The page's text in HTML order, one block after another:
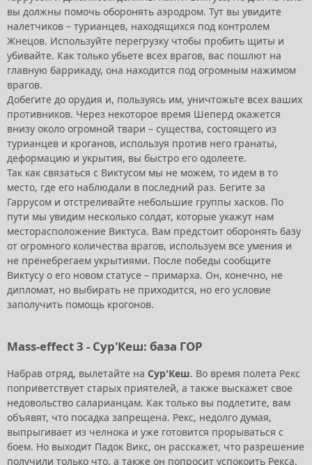
вы должны помочь оборонять аэродром. Тут вы увидите
налетчиков – турианцев, находящихся под контролем
Жнецов. Используйте перегрузку чтобы пробить щиты и
убивайте. Как только убьете всех врагов, вас пошлют на
главную баррикаду, она находится под огромным нажимом
врагов.
Добегите до орудия и, пользуясь им, уничтожьте всех ваших
противников. Через некоторое время Шеперд окажется
внизу около огромной твари – существа, состоящего из
турианцев и кроганов, используя против него гранаты,
деформацию и укрытия, вы быстро его одолеете.
Так как связаться с Виктусом мы не можем, то идем в то
место, где его наблюдали в последний раз. Бегите за
Гаррусом и отстреливайте небольшие группы хасков. По
пути мы увидим несколько солдат, которые укажут нам
месторасположение Виктуса. Вам предстоит оборонять базу
от огромного количества врагов, используем все умения и
не пренебрегаем укрытиями. После победы сообщите
Виктусу о его новом статусе – примарха. Он, конечно, не
дипломат, но выбирать не приходится, но его условие
заполучить помощь крогонов.
Mass-effect 3 - Сур'Кеш: база ГОР
Набрав отряд, вылетайте на Сур'Кеш. Во время полета Рекс
поприветствует старых приятелей, а также выскажет свое
недовольство саларианцам. Как только вы подлетите, вам
объявят, что посадка запрещена. Рекс, недолго думая,
выпрыгивает из челнока и уже готовится прорываться с
боем. Но выходит Падок Викс, он расскажет, что разрешение
получили только что, а также он попросит успокоить Рекса.